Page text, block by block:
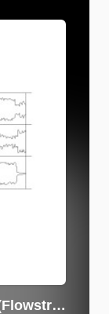
Julia Wu - late night cruising (Flowstrong & HUGO remix)